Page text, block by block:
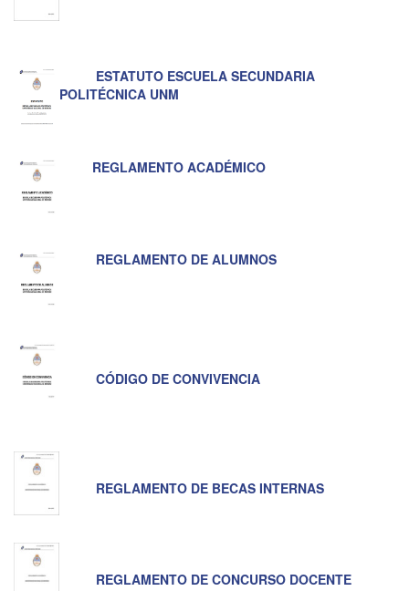
ESTATUTO ESCUELA SECUNDARIA
POLITÉCNICA UNM
REGLAMENTO ACADÉMICO
REGLAMENTO DE ALUMNOS
CÓDIGO DE CONVIVENCIA
REGLAMENTO DE BECAS INTERNAS
REGLAMENTO DE CONCURSO DOCENTE